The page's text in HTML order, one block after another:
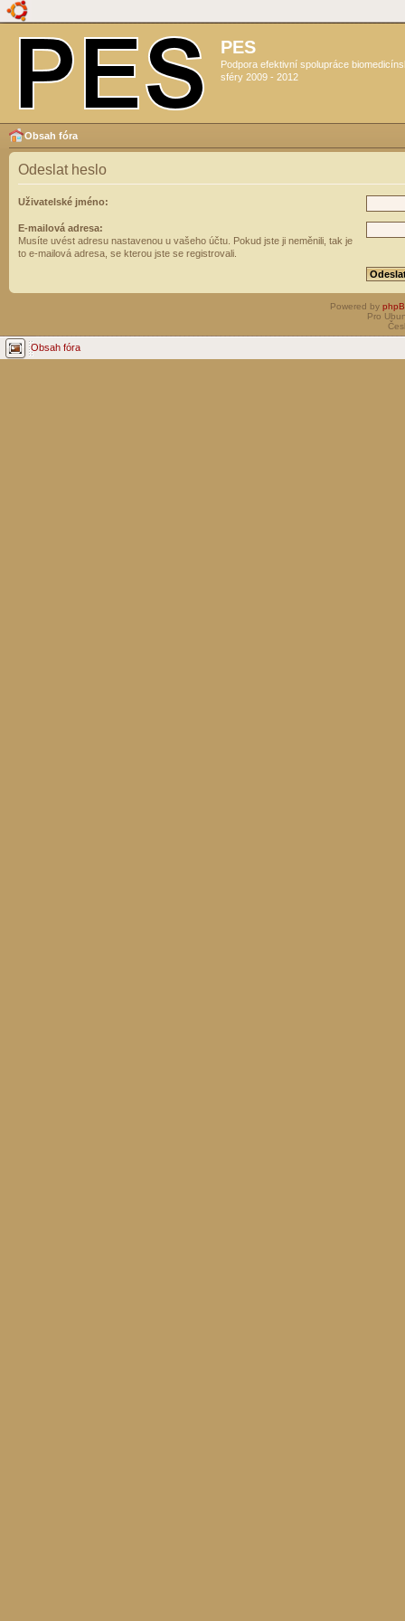
PES
Podpora efektivní spolupráce
sféry 2009 - 2012
Obsah fóra
Odeslat heslo
Uživatelské jméno:
E-mailová adresa:
Musíte uvést adresu nastavenou u vašeho účtu. Pokud jste ji neměnili, tak je
to e-mailová adresa, se kterou jste se registrovali.
Powered by
Pro
Obsah fóra